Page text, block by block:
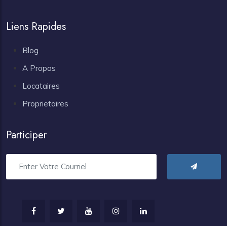
Liens Rapides
Blog
A Propos
Locataires
Proprietaires
Participer